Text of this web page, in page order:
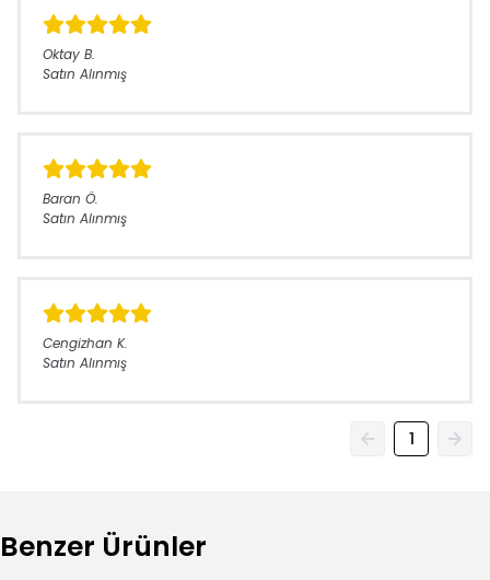
Oktay B.
Satın Alınmış
Baran Ö.
Satın Alınmış
Cengizhan K.
Satın Alınmış
1
Benzer Ürünler